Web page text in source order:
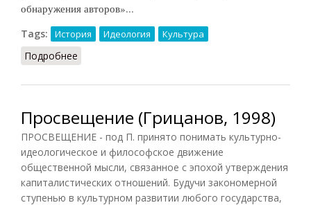
обнаружения авторов»...
Tags: История Идеология Культура
Подробнее
Просвещение (Грицанов, 1998)
ПРОСВЕЩЕНИЕ - под П. принято понимать культурно-
идеологическое и философское движение
общественной мысли, связанное с эпохой утверждения
капиталистических отношений. Будучи закономерной
ступенью в культурном развитии любого государства,